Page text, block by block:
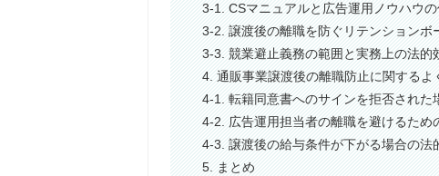
3-1. CSマニュアルと広告運用ノウハウ
3-2. 譲渡後の離職を防ぐリテンションボ
3-3. 競業避止義務の範囲と実務上の法的
4. 通販事業譲渡後の離職防止に関するよ
4-1. 転籍同意書へのサインを拒否された
4-2. 広告運用担当者の離職を避けるため
4-3. 譲渡後の給与条件が下がる場合の法
5. まとめ